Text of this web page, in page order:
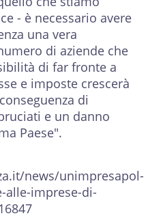
- è necessario avere
una vera
di aziende che
di far fronte a
e imposte crescerà
di
e un danno
Paese".
news/unimpresapol-
alle-imprese-di-